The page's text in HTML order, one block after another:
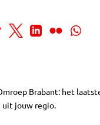
Brabant: het
jouw regio.